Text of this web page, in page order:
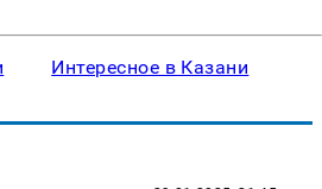
Интересное в Казани